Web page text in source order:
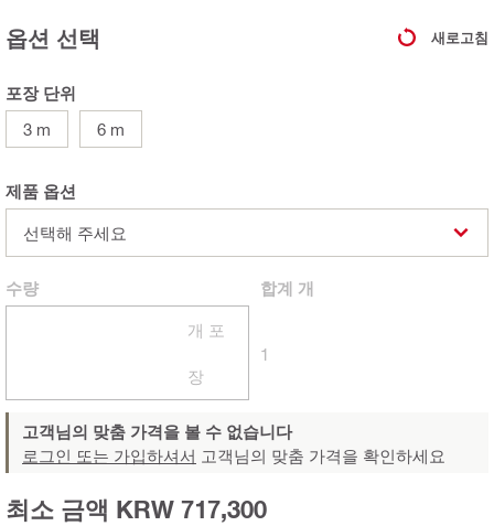
옵션 선택 새로고침
포장 단위
3 m
6 m
제품 옵션
선택해 주세요
수량
개 포
장
합계 개
1
고객님의 맞춤 가격을 볼 수 없습니다
로그인 또는 가입하셔서 고객님의 맞춤 가격을 확인하세요
최소 금액 KRW 717,300